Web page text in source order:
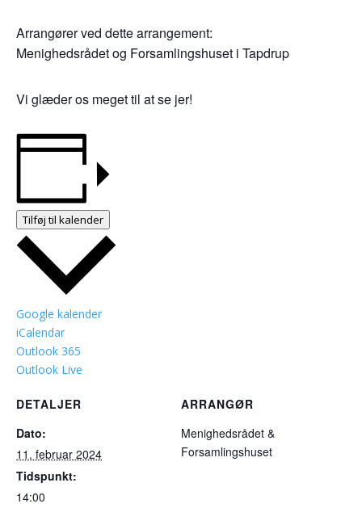
Arrangører ved dette arrangement:
Menighedsrådet og Forsamlingshuset i Tapdrup
Vi glæder os meget til at se jer!
Tilføj til kalender
Google kalender
iCalendar
Outlook 365
Outlook Live
DETALJER
Dato:
11. februar 2024
Tidspunkt:
14:00
ARRANGØR
Menighedsrådet &
Forsamlingshuset